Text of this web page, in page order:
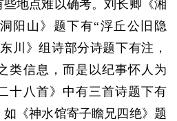
地点难以确考。刘长卿《湘
阳山》题下有“浮丘公旧隐
川》组诗部分诗题下有注，
类信息，而是以纪事怀人为
十八首》中有三首诗题下有
《神水馆寄子瞻兄四绝》题